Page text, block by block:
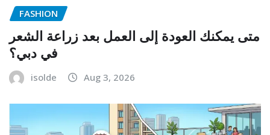
FASHION
متى يمكنك العودة إلى العمل بعد زراعة الشعر
في دبي؟
isolde Aug 3, 2026